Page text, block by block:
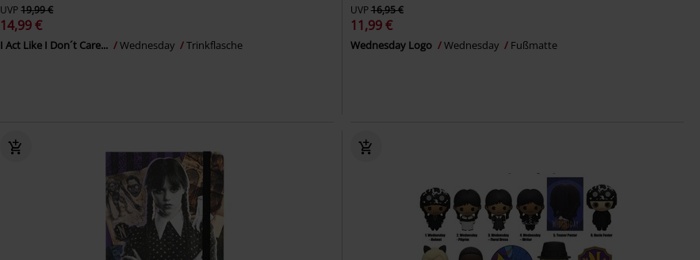
UVP19,99 €
14,99 €
I Act Like I Don´t Care... Wednesday Trinkflasche
UVP16,95 €
11,99 €
Wednesday Logo Wednesday Fußmatte